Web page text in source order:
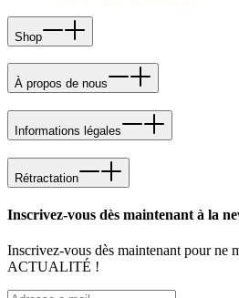
Shop
À propos de nous
Informations légales
Rétractation
Inscrivez-vous dès maintenant à la
Inscrivez-vous dès maintenant pour ne
ACTUALITÉ !